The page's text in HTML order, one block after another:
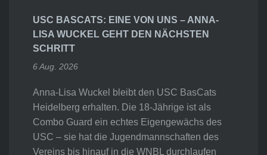
USC BASCATS: EINE VON UNS – ANNA-
LISA WUCKEL GEHT DEN NÄCHSTEN
SCHRITT
6 Aug. 2026
Anna-Lisa Wuckel bleibt den USC BasCats
Heidelberg erhalten. Die 18-Jährige ist als
Combo Guard ein echtes Eigengewächs des
USC – sie hat die Jugendmannschaften des
Vereins bis hinauf in die WNBL durchlaufen